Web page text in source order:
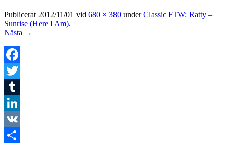
Publicerat 2012/11/01 vid 680 × 380 underClassic FTW: Ratty –
Sunrise (Here I Am).
Nästa →
Facebook
Twitter
Tumblr
LinkedIn
VK